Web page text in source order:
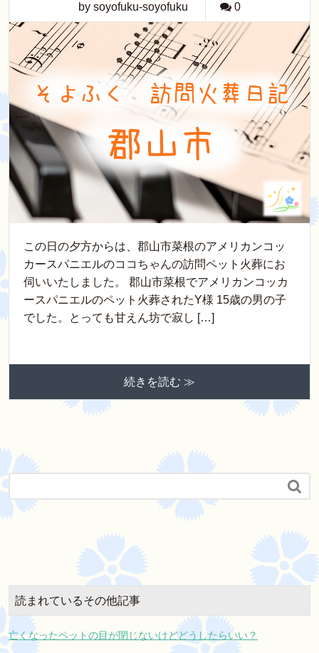
by soyofuku-soyofuku 0
この日の夕方からは、郡山市菜根のアメリカンコッ
カースパニエルのココちゃんの訪問ペット火葬にお
伺いいたしました。 郡山市菜根でアメリカンコッカ
ースパニエルのペット火葬されたY様 15歳の男の子
でした。とっても甘えん坊で寂し […]
続きを読む ≫

読まれているその他記事
亡くなったペットの目が閉じないけどどうしたらいい？